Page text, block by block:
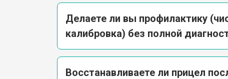
Делаете ли вы профилактику
калибровка) без полной
Восстанавливаете ли прицел